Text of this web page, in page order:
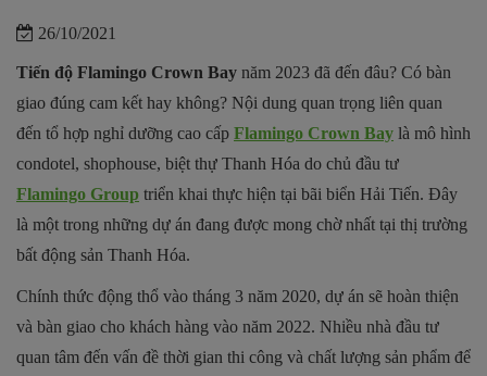
26/10/2021
Tiến độ Flamingo Crown Bay năm 2023 đã đến đâu? Có bàn
giao đúng cam kết hay không? Nội dung quan trọng liên quan
đến tổ hợp nghỉ dưỡng cao cấp Flamingo Crown Bay là mô hình
condotel, shophouse, biệt thự Thanh Hóa do chủ đầu tư
Flamingo Group triển khai thực hiện tại bãi biển Hải Tiến. Đây
là một trong những dự án đang được mong chờ nhất tại thị trường
bất động sản Thanh Hóa.
Chính thức động thổ vào tháng 3 năm 2020, dự án sẽ hoàn thiện
và bàn giao cho khách hàng vào năm 2022. Nhiều nhà đầu tư
quan tâm đến vấn đề thời gian thi công và chất lượng sản phẩm để